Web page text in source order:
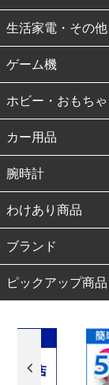
生活家電・その他
ゲーム機
ホビー・おもちゃ
カー用品
腕時計
わけあり商品
ブランド
ピックアップ商品